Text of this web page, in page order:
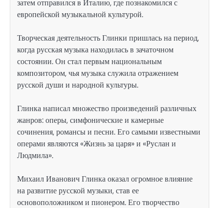
затем отправился в Италию, где познакомился с
европейской музыкальной культурой.
Творческая деятельность Глинки пришлась на период,
когда русская музыка находилась в зачаточном
состоянии. Он стал первым национальным
композитором, чья музыка служила отражением
русской души и народной культуры.
Глинка написал множество произведений различных
жанров: оперы, симфонические и камерные
сочинения, романсы и песни. Его самыми известными
операми являются «Жизнь за царя» и «Руслан и
Людмила».
Михаил Иванович Глинка оказал огромное влияние
на развитие русской музыки, став ее
основоположником и пионером. Его творчество